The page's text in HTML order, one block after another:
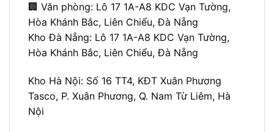
🏢 Văn phòng: Lô 17 1A-A8 KDC Vạn Tường,
Hòa Khánh Bắc, Liên Chiểu, Đà Nẵng
Kho Đà Nẵng: Lô 17 1A-A8 KDC Vạn Tường,
Hòa Khánh Bắc, Liên Chiểu, Đà Nẵng
Kho Hà Nội: Số 16 TT4, KĐT Xuân Phương
Tasco, P. Xuân Phương, Q. Nam Từ Liêm, Hà
Nội